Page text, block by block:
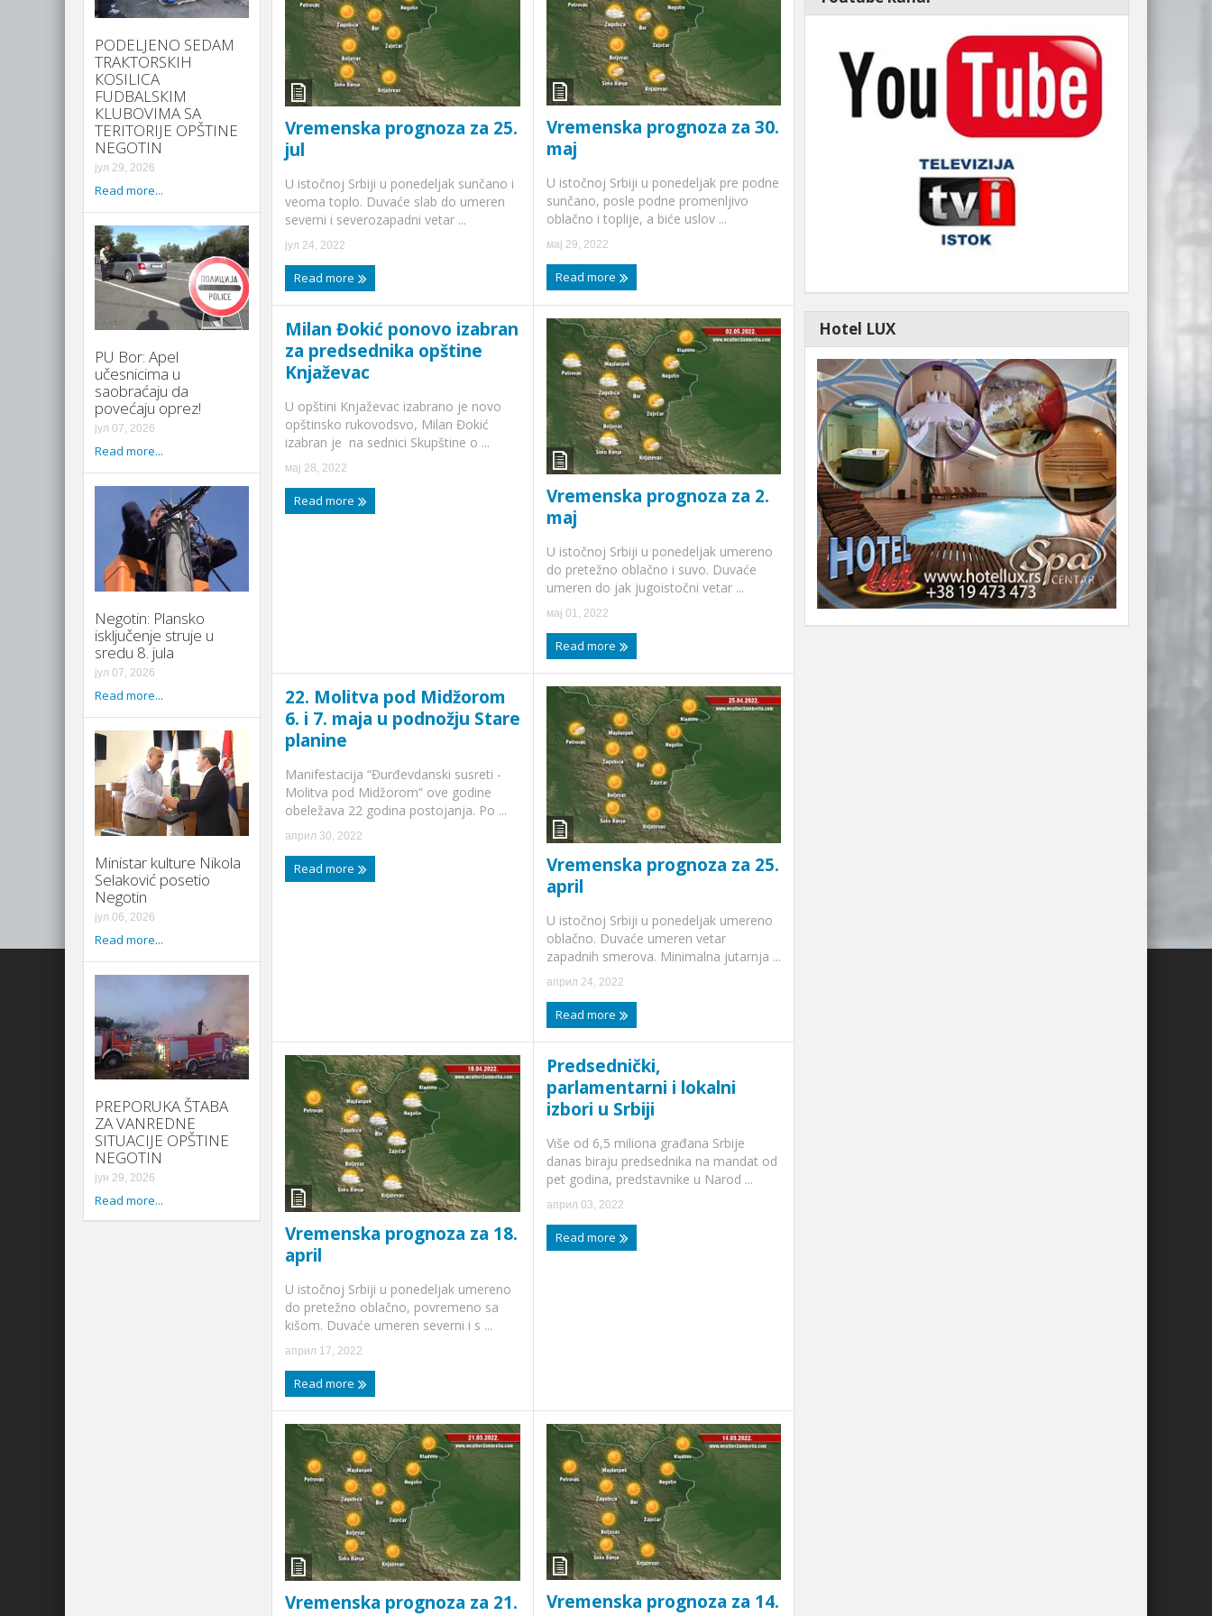
PODELJENO SEDAM
TRAКTORSКIH
КOSILICA
FUDBALSКIM
КLUBOVIMA SA
TERITORIJE OPŠTINE
NEGOTIN
јул 29, 2026
Read more...
PU Bor: Apel
učesnicima u
saobraćaju da
povećaju oprez!
јул 07, 2026
Read more...
Negotin: Plansko
isključenje struje u
sredu 8. jula
јул 07, 2026
Read more...
Ministar kulture Nikola
Selaković posetio
Negotin
јул 06, 2026
Read more...
PREPORUKA ŠTABA
ZA VANREDNE
SITUACIJE OPŠTINE
NEGOTIN
јун 29, 2026
Read more...
Vremenska prognoza za 25.
jul
U istočnoj Srbiji u ponedeljak sunčano i
veoma toplo. Duvaće slab do umeren
severni i severozapadni vetar ...
јул 24, 2022
Read more
Vremenska prognoza za 30.
maj
U istočnoj Srbiji u ponedeljak pre podne
sunčano, posle podne promenljivo
oblačno i toplije, a biće uslov ...
мај 29, 2022
Read more
Milan Đokić ponovo izabran
za predsednika opštine
Knjaževac
U opštini Knjaževac izabrano je novo
opštinsko rukovodsvo, Milan Đokić
izabran je na sednici Skupštine o ...
мај 28, 2022
Read more
Vremenska prognoza za 2.
maj
U istočnoj Srbiji u ponedeljak umereno
do pretežno oblačno i suvo. Duvaće
umeren do jak jugoistočni vetar ...
мај 01, 2022
Read more
22. Molitva pod Midžorom
6. i 7. maja u podnožju Stare
planine
Manifestacija “Đurđevdanski susreti -
Molitva pod Midžorom” ove godine
obeležava 22 godina postojanja. Po ...
април 30, 2022
Read more
Vremenska prognoza za 25.
april
U istočnoj Srbiji u ponedeljak umereno
oblačno. Duvaće umeren vetar
zapadnih smerova. Minimalna jutarnja ...
април 24, 2022
Read more
Vremenska prognoza za 18.
april
U istočnoj Srbiji u ponedeljak umereno
do pretežno oblačno, povremeno sa
kišom. Duvaće umeren severni i s ...
април 17, 2022
Read more
Predsednički,
parlamentarni i lokalni
izbori u Srbiji
Više od 6,5 miliona građana Srbije
danas biraju predsednika na mandat od
pet godina, predstavnike u Narod ...
април 03, 2022
Read more
Vremenska prognoza za 21.
Vremenska prognoza za 14.
Hotel LUX